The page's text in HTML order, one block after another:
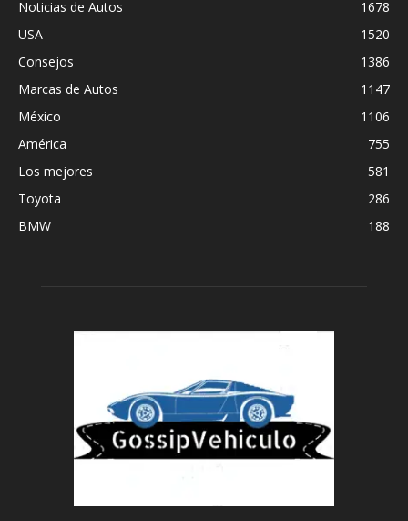
Noticias de Autos
1678
USA
1520
Consejos
1386
Marcas de Autos
1147
México
1106
América
755
Los mejores
581
Toyota
286
BMW
188